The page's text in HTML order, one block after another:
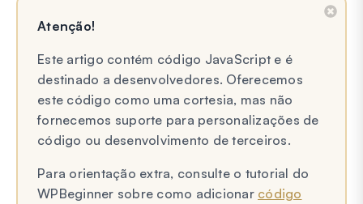
Atenção!
Este artigo contém código JavaScript e é
destinado a desenvolvedores. Oferecemos
este código como uma cortesia, mas não
fornecemos suporte para personalizações de
código ou desenvolvimento de terceiros.
Para orientação extra, consulte o tutorial do
WPBeginner sobre como adicionar código